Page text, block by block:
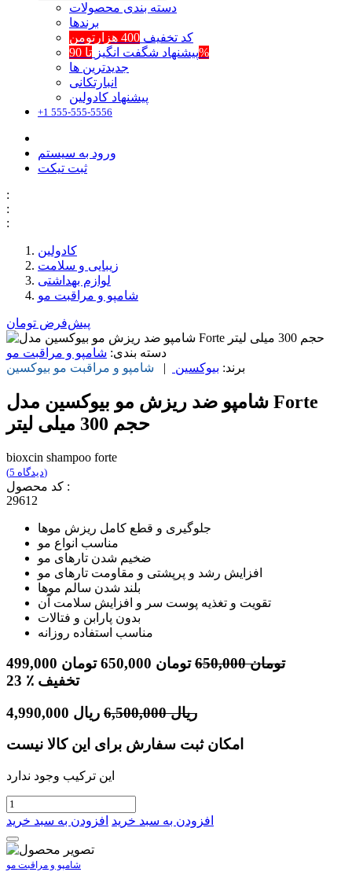
دسته بندی محصولات
برند‌ها
کد تخفیف 400 هزارتومن
پیشنهاد شگفت انگیزتا 90%
جدیدترین ها
انبارتکانی
پیشنهاد کادولین
+1 555-555-5556
ورود به سیستم
ثبت تیکت
:
:
:
کادولین
زیبایی و سلامت
لوازم بهداشتی
شامپو و مراقبت مو
پیش‌فرض تومان
دسته بندی: شامپو و مراقبت مو
برند: بیوکسین | شامپو و مراقبت مو بیوکسین
شامپو ضد ریزش مو بیوکسین مدل Forte
حجم 300 میلی لیتر
bioxcin shampoo forte
(دیدگاه 5)
کد محصول :
29612
جلوگیری و قطع کامل ریزش موها
مناسب انواع مو
ضخیم شدن تارهای مو
افزایش رشد و پرپشتی و مقاومت تارهای مو
بلند شدن سالم موها
تقویت و تغذیه پوست سر و افزایش سلامت آن
بدون پارابن و فتالات
مناسب استفاده روزانه
499,000 تومان 650,000تومان 650,000 تومان
23
٪ تخفیف
4,990,000 ریال 6,500,000 ریال
امکان ثبت سفارش برای این کالا نیست
این ترکیب وجود ندارد
افزودن به سبد خرید افزودن به سبد خرید
شامپو و مراقبت مو